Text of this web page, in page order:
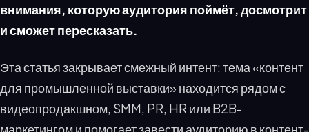
внимания, которую аудитория поймёт, досмотрит
и сможет пересказать.
Эта статья закрывает смежный интент: тема «контент
для промышленной выставки» находится рядом с
видеопродакшном, SMM, PR, HR или B2B-
маркетингом и помогает завести аудиторию в контент-